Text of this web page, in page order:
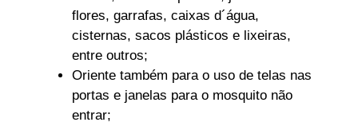
flores, garrafas, caixas d´água,
cisternas, sacos plásticos e lixeiras,
entre outros;
Oriente também para o uso de telas nas
portas e janelas para o mosquito não
entrar;